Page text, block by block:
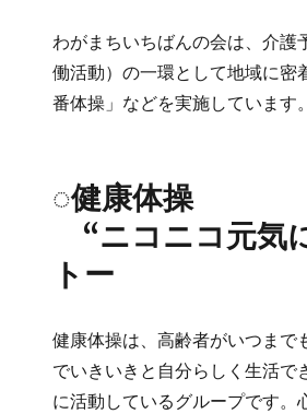
わがまちいちばんの会は、介護
働活動）の一環として地域に密
番体操」などを実施しています。
◌健康体操
“ニコニコ元気
トー
健康体操は、高齢者がいつまで
でいきいきと自分らしく生活で
に活動しているグループです。